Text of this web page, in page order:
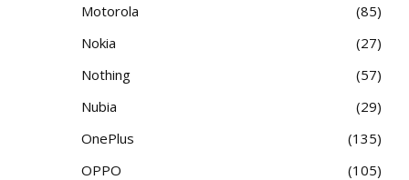
Motorola
85
Nokia
27
Nothing
57
Nubia
29
OnePlus
135
OPPO
105